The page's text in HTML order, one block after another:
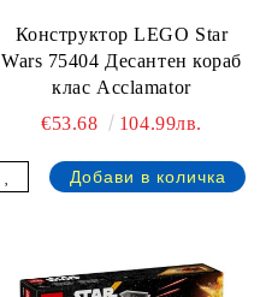
Конструктор LEGO Star
Wars 75404 Десантен кораб
клас Acclamator
€53.68
104.99лв.